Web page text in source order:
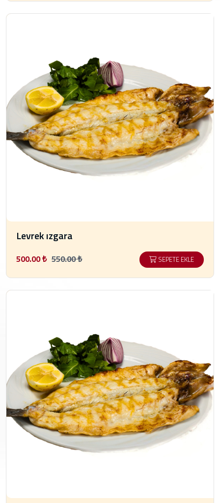
Levrek ızgara
500.00 ₺ 550.00 ₺ SEPETE EKLE